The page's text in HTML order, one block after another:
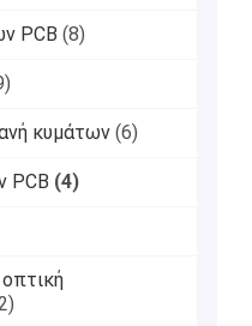
PCB (8)
κυμάτων (6)
PCB (4)